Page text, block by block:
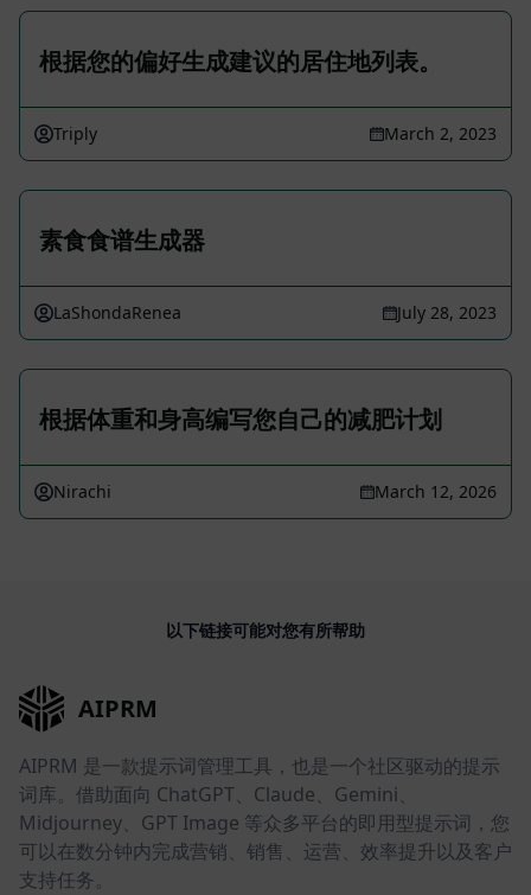
根据您的偏好生成建议的居住地列表。
Triply March 2, 2023
素食食谱生成器
LaShondaRenea July 28, 2023
根据体重和身高编写您自己的减肥计划
Nirachi March 12, 2026
以下链接可能对您有所帮助
AIPRM
AIPRM 是一款提示词管理工具，也是一个社区驱动的提示
词库。借助面向 ChatGPT、Claude、Gemini、
Midjourney、GPT Image 等众多平台的即用型提示词，您
可以在数分钟内完成营销、销售、运营、效率提升以及客户
支持任务。